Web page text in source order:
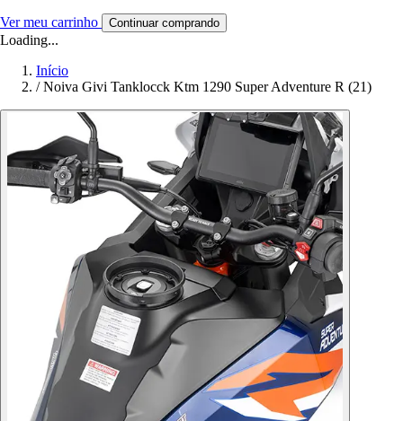
Ver meu carrinho Continuar comprando
Loading...
Início
/ Noiva Givi Tanklocck Ktm 1290 Super Adventure R (21)